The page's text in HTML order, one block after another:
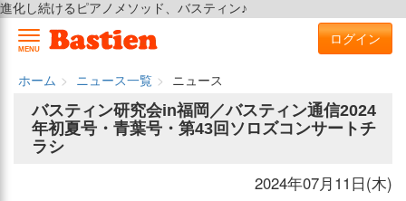
進化し続けるピアノメソッド、バスティン♪
MENU
ログイン
ホーム ニュース一覧
ニュース
バスティン研究会in福岡／バスティン通信2024
年初夏号・青葉号・第43回ソロズコンサートチ
ラシ
2024年07月11日(木)